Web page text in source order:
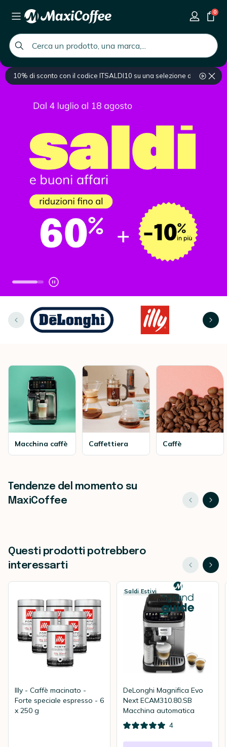
global.search.placeholder
0
10% di sconto con il codice ITSALDI10 su una selezione di prodotti
Macchina caffè Caffettiera Caffè
Tendenze del momento su
MaxiCoffee
Questi prodotti potrebbero
interessarti
Illy - Caffè macinato -
Forte speciale espresso - 6
x 250 g
Saldi Estivi
DeLonghi Magnifica Evo
Next ECAM310.80.SB
Macchina automatica
4